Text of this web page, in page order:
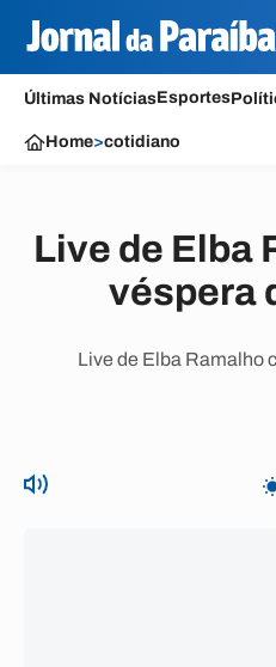
Últimas NotíciasEsportes
Home>cotidiano
Live de Elba
véspera
Live de Elba Ramalho